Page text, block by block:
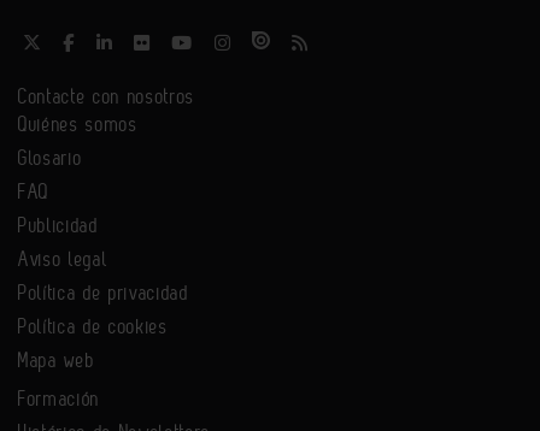
Contacte con nosotros
Quiénes somos
Glosario
FAQ
Publicidad
Aviso legal
Política de privacidad
Política de cookies
Mapa web
Formación